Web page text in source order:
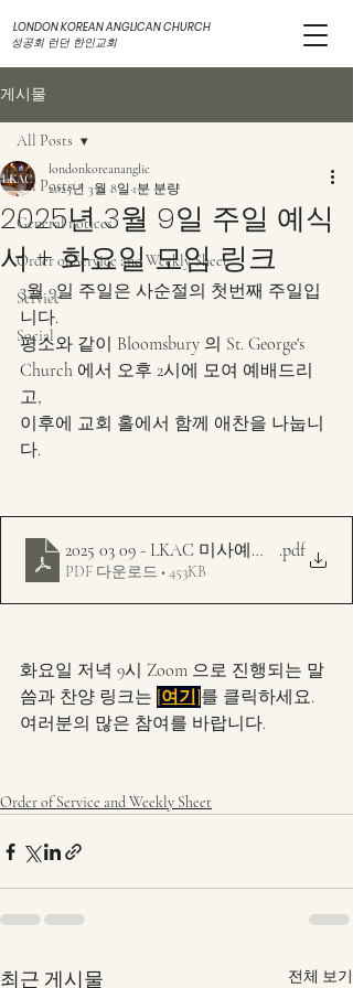
LONDON KOREAN ANGLICAN CHURCH
성공회 런던 한인교회
게시물
All Posts
General notices
Order of Service and Weekly Sheet
Service
Social
All Posts
2025년 3월 9일 주일 예식
서 + 화요일 모임 링크
londonkoreananglic
2025년 3월 8일 1분 분량
3월 9일 주일은 사순절의 첫번째 주일입
니다.
평소와 같이 Bloomsbury 의 St. George's
Church 에서 오후 2시에 모여 예배드리
고,
이후에 교회 홀에서 함께 애찬을 나눕니
다.
2025 03 09 - LKAC 미사예문 주보 - 다
.pdf
PDF 다운로드 • 453KB
화요일 저녁 9시 Zoom 으로 진행되는 말
씀과 찬양 링크는 [여기]를 클릭하세요.
여러분의 많은 참여를 바랍니다.
Order of Service and Weekly Sheet
최근 게시물 전체 보기